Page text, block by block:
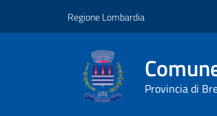
Regione Lombardia
Provincia di